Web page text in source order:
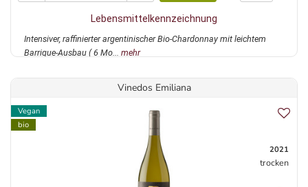
Lebensmittelkennzeichnung
Intensiver, raffinierter argentinischer Bio-Chardonnay mit leichtem
Barrique-Ausbau ( 6 Mo... mehr
Vinedos Emiliana
Vegan
bio
2021
trocken